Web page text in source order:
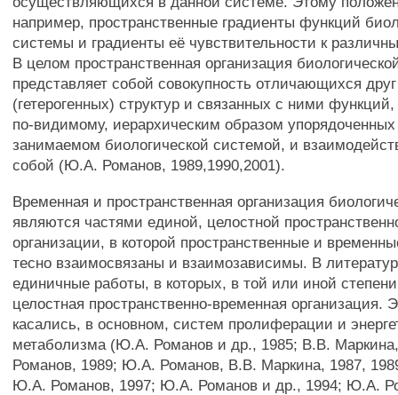
например, пространственные градиенты функций
системы и градиенты её чувствительности к
В целом пространственная организация
представляет собой совокупность отличающихся
(гетерогенных) структур и связанных с ними
по-видимому, иерархическим образом упорядоченных
занимаемом биологической системой, и
собой (Ю.А. Романов, 1989,1990,2001).
Временная и пространственная организация
являются частями единой, целостной
организации, в которой пространственные и
тесно взаимосвязаны и взаимозависимы. В
единичные работы, в которых, в той или иной
целостная пространственно-временная организация.
касались, в основном, систем пролиферации и
метаболизма (Ю.А. Романов и др., 1985; В.В.
Романов, 1989; Ю.А. Романов, В.В. Маркина, 1987,
Ю.А. Романов, 1997; Ю.А. Романов и др., 1994; Ю.А.